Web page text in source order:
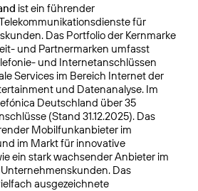
ist ein führender
für
Das Portfolio der Kernmarke
und Partnermarken umfasst
und Internetanschlüssen
Services im Bereich Internet der
und Datenanalyse. Im
Deutschland über 35
(Stand 31.12.2025). Das
Mobilfunkanbieter im
im Markt für innovative
ein stark wachsender Anbieter im
Das
ausgezeichnete